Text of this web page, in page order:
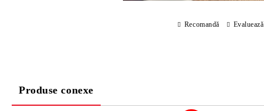
Recomandă Evaluează
Produse conexe